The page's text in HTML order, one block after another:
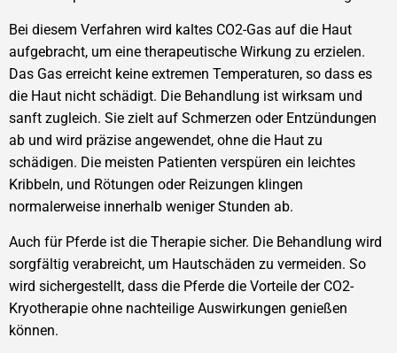
Bei diesem Verfahren wird kaltes CO2-Gas auf die Haut
aufgebracht, um eine therapeutische Wirkung zu erzielen.
Das Gas erreicht keine extremen Temperaturen, so dass es
die Haut nicht schädigt. Die Behandlung ist wirksam und
sanft zugleich. Sie zielt auf Schmerzen oder Entzündungen
ab und wird präzise angewendet, ohne die Haut zu
schädigen. Die meisten Patienten verspüren ein leichtes
Kribbeln, und Rötungen oder Reizungen klingen
normalerweise innerhalb weniger Stunden ab.
Auch für Pferde ist die Therapie sicher. Die Behandlung wird
sorgfältig verabreicht, um Hautschäden zu vermeiden. So
wird sichergestellt, dass die Pferde die Vorteile der CO2-
Kryotherapie ohne nachteilige Auswirkungen genießen
können.